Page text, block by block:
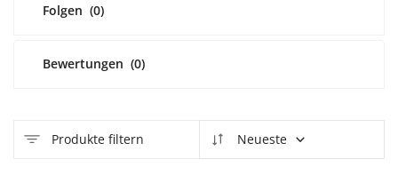
Folgen (0)
Bewertungen (0)
Produkte filtern Neueste